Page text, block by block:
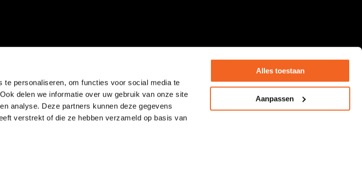
personaliseren, om functies voor social media te
delen we informatie over uw gebruik van onze site
analyse. Deze partners kunnen deze gegevens
verstrekt of die ze hebben verzameld op basis van
Alles toestaan
Aanpassen